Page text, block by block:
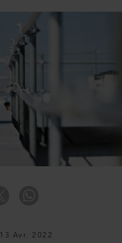
13 Avr. 2022